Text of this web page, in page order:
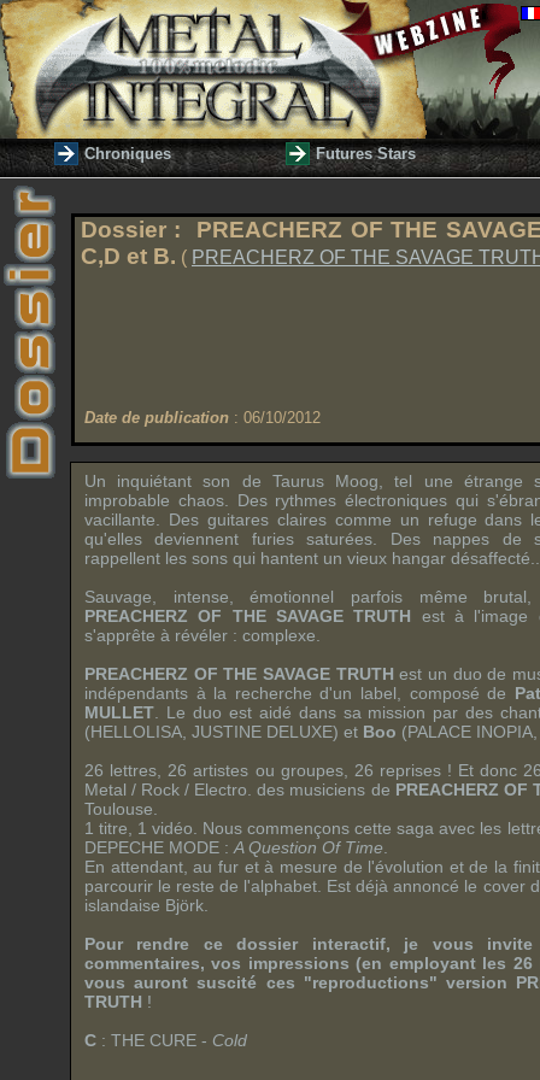
Chroniques Futures Stars
Dossier : PREACHERZ OF THE
C,D et B. ( PREACHERZ OF THE SAVAGE
Date de publication : 06/10/2012
Un inquiétant son de Taurus Moog , tel une étrange
improbable chaos. Des rythmes électroniques qui
vacillante. Des guitares claires comme un refuge dans
qu'elles deviennent furies saturées. Des nappes de
rappellent les sons qui hantent un vieux hangar
Sauvage, intense, émotionnel parfois même
PREACHERZ OF THE SAVAGE TRUTH est à l'image
s'apprête à révéler : complexe.
PREACHERZ OF THE SAVAGE TRUTH est un duo de
indépendants à la recherche d'un label, composé de
MULLET . Le duo est aidé dans sa mission par des
(HELLOLISA JUSTINE DELUXE) et Boo (PALACE INOPIA
26 lettres, 26 artistes ou groupes, 26 reprises ! Et donc
Metal/ Rock/ Electro. des musiciens de PREACHERZ OF
Toulouse.
1 titre, 1 vidéo. Nous commençons cette saga avec les
DEPECHE MODE : A Question Of Time
En attendant, au fur et à mesure de l'évolution et de la
parcourir le reste de l'alphabet. Est déjà annoncé le cover
islandaise Björk
Pour rendre ce dossier interactif, je vous
commentaires, vos impressions (en employant les
vous auront suscité ces "reproductions" version
TRUTH !
C : THE CURE - Cold